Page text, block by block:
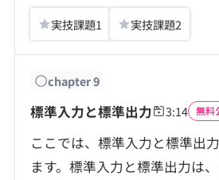
実技課題1 実技課題2
chapter9
標準入力と標準出力 3:14 無料
ここでは、標準入力と標準出
ます。標準入力と標準出力は